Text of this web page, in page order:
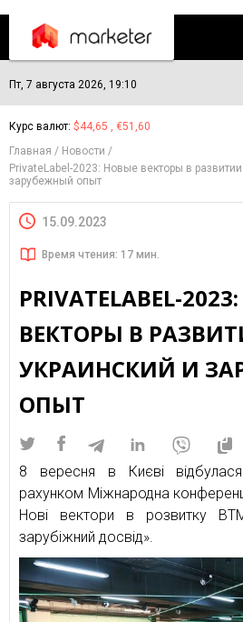
Пт, 7 августа 2026, 19:10
Курс валют: $44,65 , €51,60
Главная
Новости
PrivateLabel-2023: Новые векторы в
зарубежный опыт
15.09.2023
Время чтения: 17 мин.
PRIVATELABEL-
ВЕКТОРЫ В
УКРАИНСКИЙ И
ОПЫТ
8 вересня в Києві
рахунком Міжнародна
Нові вектори в розвитку
зарубіжний досвід».